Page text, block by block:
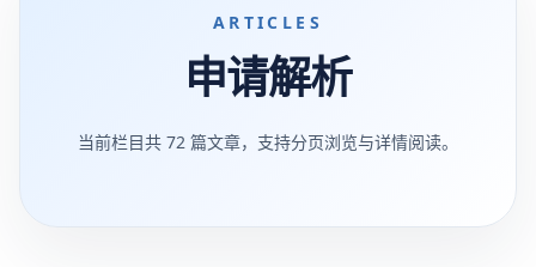
ARTICLES
申请解析
当前栏目共 72 篇文章，支持分页浏览与详情阅读。